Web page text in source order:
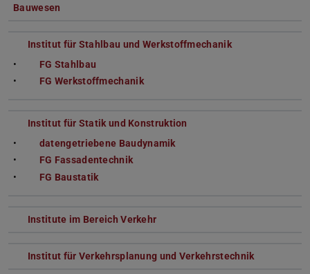
Bauwesen
Institut für Stahlbau und Werkstoffmechanik
FG Stahlbau
FG Werkstoffmechanik
Institut für Statik und Konstruktion
datengetriebene Baudynamik
FG Fassadentechnik
FG Baustatik
Institute im Bereich Verkehr
Institut für Verkehrsplanung und Verkehrstechnik